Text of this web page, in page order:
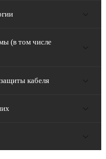
(в том числе
кабеля